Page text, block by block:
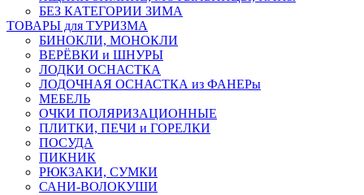
БЕЗ КАТЕГОРИИ ЗИМА
ТОВАРЫ для ТУРИЗМА
БИНОКЛИ, МОНОКЛИ
ВЕРЁВКИ и ШНУРЫ
ЛОДКИ ОСНАСТКА
ЛОДОЧНАЯ ОСНАСТКА из ФАНЕРы
МЕБЕЛЬ
ОЧКИ ПОЛЯРИЗАЦИОННЫЕ
ПЛИТКИ, ПЕЧИ и ГОРЕЛКИ
ПОСУДА
ПИКНИК
РЮКЗАКИ, СУМКИ
САНИ-ВОЛОКУШИ